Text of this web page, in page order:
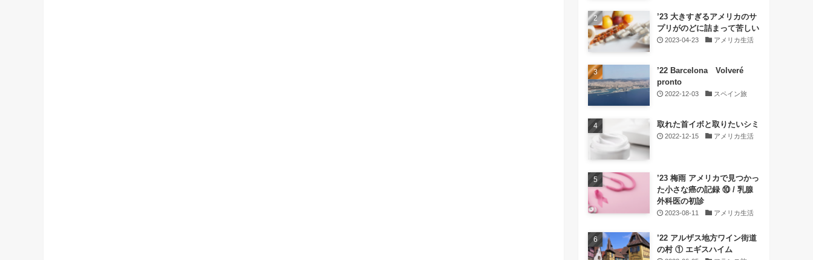
’23 大きすぎるアメリカのサ
プリがのどに詰まって苦しい
2023-04-23 アメリカ生活
’22 Barcelona Volveré
pronto
2022-12-03 スペイン旅
取れた首イボと取りたいシミ
2022-12-15 アメリカ生活
’23 梅雨 アメリカで見つかっ
た小さな癌の記録 ⑩ / 乳腺
外科医の初診
2023-08-11 アメリカ生活
’22 アルザス地方ワイン街道
の村 ① エギスハイム